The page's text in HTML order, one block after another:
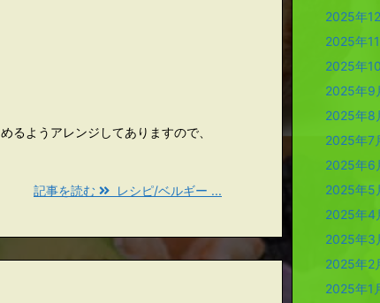
るようアレンジしてありますので、
記事を読む レシピ/ベルギー ...
2025年
2025年
2025年
2025年9
2025年8
2025年7
2025年6
2025年5
2025年4
2025年3
2025年2
2025年1